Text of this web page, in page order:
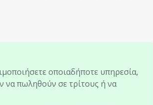
οποιαδήποτε υπηρεσία,
να πωληθούν σε τρίτους ή να